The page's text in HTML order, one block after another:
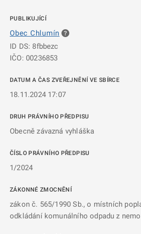
PUBLIKUJÍCÍ
Obec Chlumín
ID DS: 8fbbezc
IČO: 00236853
DATUM A ČAS ZVEŘEJNĚNÍ VE SBÍRCE
18.11.2024 17:07
DRUH PRÁVNÍHO PŘEDPISU
Obecně závazná vyhláška
ČÍSLO PRÁVNÍHO PŘEDPISU
1/2024
ZÁKONNÉ ZMOCNĚNÍ
zákon č. 565/1990 Sb., o místních
odkládání komunálního odpadu z